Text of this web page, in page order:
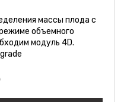
массы плода с
объемного
модуль 4D.